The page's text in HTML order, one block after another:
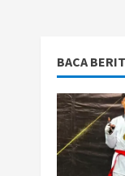
BACA